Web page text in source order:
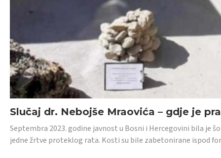
Slučaj dr. Nebojše Mraovića – gdje je
Septembra 2023. godine javnost u Bosni i Hercegovini bila je
jedne žrtve proteklog rata. Kosti su bile zabetonirane ispod